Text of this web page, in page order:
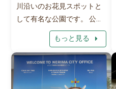
川沿いのお花見スポットと
して有名な公園です。 公園
内には、砂場やすべり台な
どが設置されており、地元
の親子連れの憩いの場とな
っています。ところどころ
にあるベンチやテーブルで
もっと見る arrow_right